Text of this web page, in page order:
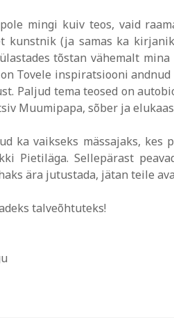
mingi kuiv teos, vaid
kunstnik (ja samas ka
tõstan vähemalt
Tovele inspiratsiooni
Paljud tema teosed on
Muumipapa, sõber ja
ka vaikseks mässajaks,
Pietiläga. Sellepärast
ära jutustada, jätan teile
talveõhtuteks!